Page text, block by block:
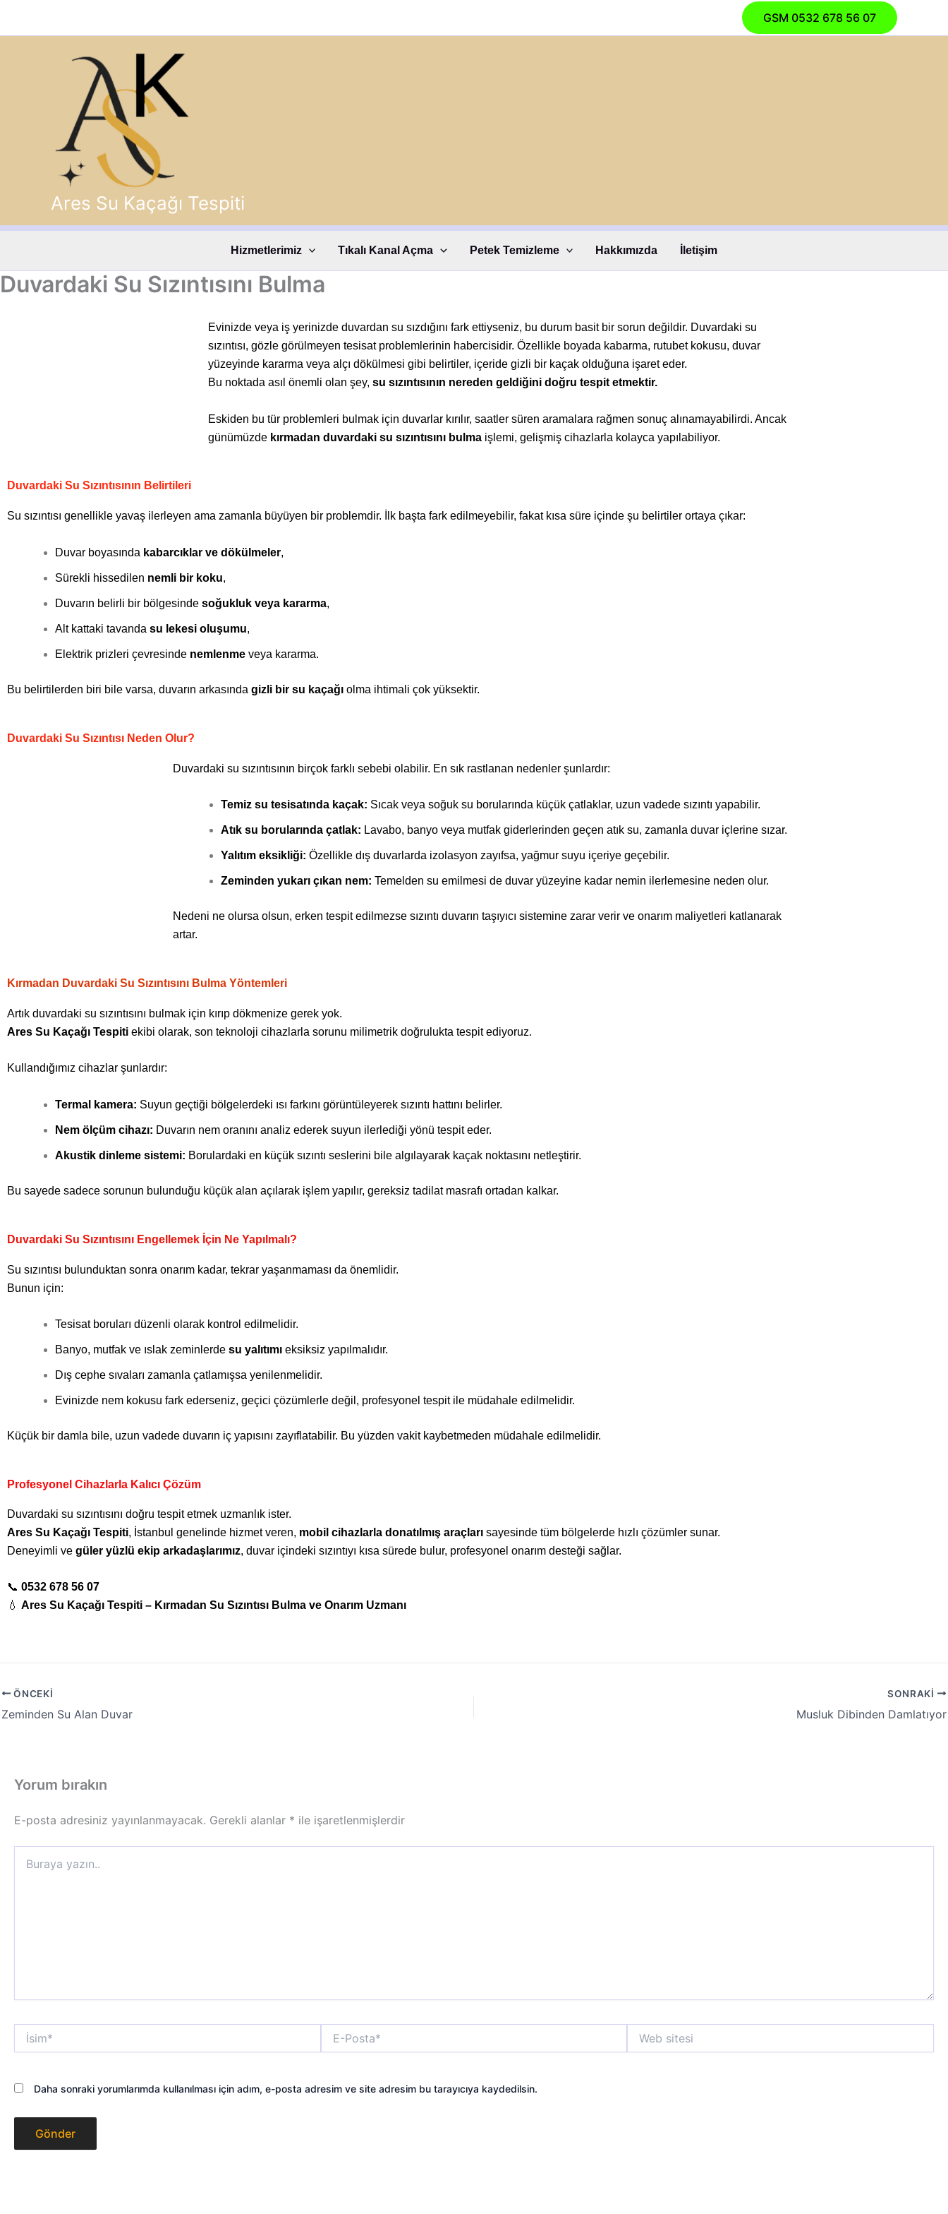
GSM 0532 678 56 07
Ares Su Kaçağı Tespiti
Hizmetlerimiz Tıkalı Kanal Açma Petek Temizleme Hakkımızda İletişim
Duvardaki Su Sızıntısını Bulma
Evinizde veya iş yerinizde duvardan su sızdığını fark ettiyseniz, bu durum basit bir sorun değildir. Duvardaki su
sızıntısı, gözle görülmeyen tesisat problemlerinin habercisidir. Özellikle boyada kabarma, rutubet kokusu, duvar
yüzeyinde kararma veya alçı dökülmesi gibi belirtiler, içeride gizli bir kaçak olduğuna işaret eder.
Bu noktada asıl önemli olan şey, su sızıntısının nereden geldiğini doğru tespit etmektir.
Eskiden bu tür problemleri bulmak için duvarlar kırılır, saatler süren aramalara rağmen sonuç alınamayabilirdi. Ancak
günümüzde kırmadan duvardaki su sızıntısını bulmaişlemi, gelişmiş cihazlarla kolayca yapılabiliyor.
Duvardaki Su Sızıntısının Belirtileri
Su sızıntısı genellikle yavaş ilerleyen ama zamanla büyüyen bir problemdir. İlk başta fark edilmeyebilir, fakat kısa süre içinde şu belirtiler ortaya çıkar:
Duvar boyasında kabarcıklar ve dökülmeler,
Sürekli hissedilen nemli bir koku,
Duvarın belirli bir bölgesinde soğukluk veya kararma,
Alt kattaki tavanda su lekesi oluşumu,
Elektrik prizleri çevresinde nemlenme veya kararma.
Bu belirtilerden biri bile varsa, duvarın arkasında gizli bir su kaçağı olma ihtimali çok yüksektir.
Duvardaki Su Sızıntısı Neden Olur?
Duvardaki su sızıntısının birçok farklı sebebi olabilir. En sık rastlanan nedenler şunlardır:
Temiz su tesisatında kaçak: Sıcak veya soğuk su borularında küçük çatlaklar, uzun vadede sızıntı yapabilir.
Atık su borularında çatlak: Lavabo, banyo veya mutfak giderlerinden geçen atık su, zamanla duvar içlerine sızar.
Yalıtım eksikliği: Özellikle dış duvarlarda izolasyon zayıfsa, yağmur suyu içeriye geçebilir.
Zeminden yukarı çıkan nem: Temelden su emilmesi de duvar yüzeyine kadar nemin ilerlemesine neden olur.
Nedeni ne olursa olsun, erken tespit edilmezse sızıntı duvarın taşıyıcı sistemine zarar verir ve onarım maliyetleri katlanarak
artar.
Kırmadan Duvardaki Su Sızıntısını Bulma Yöntemleri
Artık duvardaki su sızıntısını bulmak için kırıp dökmenize gerek yok.
Ares Su Kaçağı Tespiti ekibi olarak, son teknoloji cihazlarla sorunu milimetrik doğrulukta tespit ediyoruz.
Kullandığımız cihazlar şunlardır:
Termal kamera: Suyun geçtiği bölgelerdeki ısı farkını görüntüleyerek sızıntı hattını belirler.
Nem ölçüm cihazı: Duvarın nem oranını analiz ederek suyun ilerlediği yönü tespit eder.
Akustik dinleme sistemi: Borulardaki en küçük sızıntı seslerini bile algılayarak kaçak noktasını netleştirir.
Bu sayede sadece sorunun bulunduğu küçük alan açılarak işlem yapılır, gereksiz tadilat masrafı ortadan kalkar.
Duvardaki Su Sızıntısını Engellemek İçin Ne Yapılmalı?
Su sızıntısı bulunduktan sonra onarım kadar, tekrar yaşanmaması da önemlidir.
Bunun için:
Tesisat boruları düzenli olarak kontrol edilmelidir.
Banyo, mutfak ve ıslak zeminlerde su yalıtımı eksiksiz yapılmalıdır.
Dış cephe sıvaları zamanla çatlamışsa yenilenmelidir.
Evinizde nem kokusu fark ederseniz, geçici çözümlerle değil, profesyonel tespit ile müdahale edilmelidir.
Küçük bir damla bile, uzun vadede duvarın iç yapısını zayıflatabilir. Bu yüzden vakit kaybetmeden müdahale edilmelidir.
Profesyonel Cihazlarla Kalıcı Çözüm
Duvardaki su sızıntısını doğru tespit etmek uzmanlık ister.
Ares Su Kaçağı Tespiti, İstanbul genelinde hizmet veren, mobil cihazlarla donatılmış araçları sayesinde tüm bölgelerde hızlı çözümler sunar.
Deneyimli ve güler yüzlü ekip arkadaşlarımız, duvar içindeki sızıntıyı kısa sürede bulur, profesyonel onarım desteği sağlar.
📞 0532 678 56 07
💧 Ares Su Kaçağı Tespiti – Kırmadan Su Sızıntısı Bulma ve Onarım Uzmanı
ÖNCEKI
Zeminden Su Alan Duvar
SONRAKI
Musluk Dibinden Damlatıyor
Yorum bırakın
E-posta adresiniz yayınlanmayacak. Gerekli alanlar * ile işaretlenmişlerdir
yazın..
İsim*
Posta*
sitesi
Daha sonraki yorumlarımda kullanılması için adım, e-posta adresim ve site adresim bu tarayıcıya kaydedilsin.